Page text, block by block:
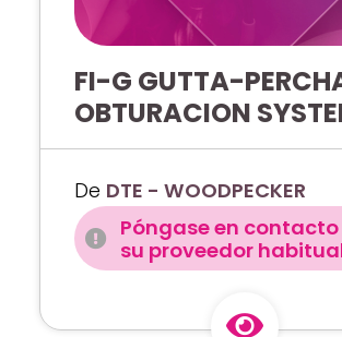
FI-G GUTTA-
OBTURACION
De DTE - WOODPECKER
Póngase en
su proveedor